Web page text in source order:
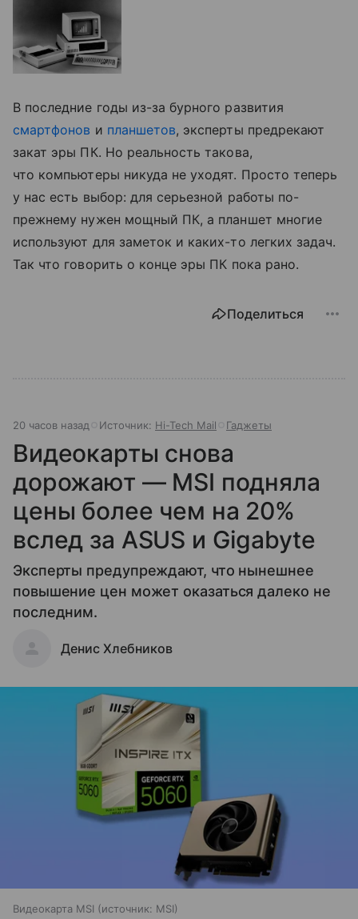
В последние годы из-за бурного развития
смартфонов и планшетов, эксперты предрекают
закат эры ПК. Но реальность такова,
что компьютеры никуда не уходят. Просто теперь
у нас есть выбор: для серьезной работы по-
прежнему нужен мощный ПК, а планшет многие
используют для заметок и каких-то легких задач.
Так что говорить о конце эры ПК пока рано.
Поделиться
20 часов назад Источник: Hi-Tech Mail Гаджеты
Видеокарты снова
дорожают — MSI подняла
цены более чем на 20%
вслед за ASUS и Gigabyte
Эксперты предупреждают, что нынешнее
повышение цен может оказаться далеко не
последним.
Денис Хлебников
Видеокарта MSI источник: MSI